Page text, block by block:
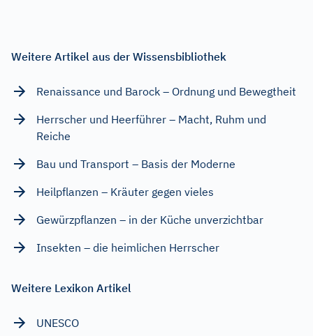
Weitere Artikel aus der Wissensbibliothek
Renaissance und Barock – Ordnung und Bewegtheit
Herrscher und Heerführer – Macht, Ruhm und
Reiche
Bau und Transport – Basis der Moderne
Heilpflanzen – Kräuter gegen vieles
Gewürzpflanzen – in der Küche unverzichtbar
Insekten – die heimlichen Herrscher
Weitere Lexikon Artikel
UNESCO